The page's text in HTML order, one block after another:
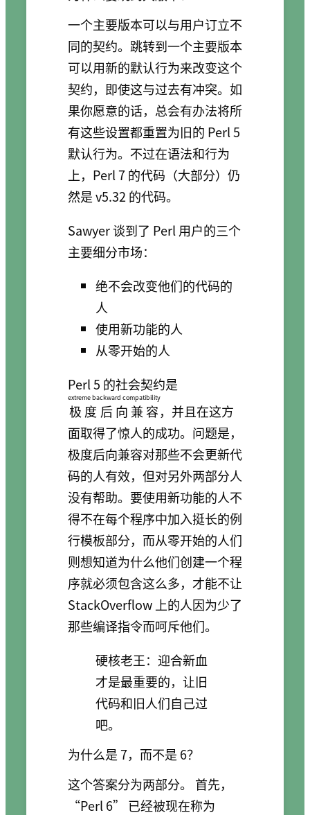
一个主要版本可以与用户订立不
同的契约。跳转到一个主要版本
可以用新的默认行为来改变这个
契约，即使这与过去有冲突。如
果你愿意的话，总会有办法将所
有这些设置都重置为旧的 Perl 5
默认行为。不过在语法和行为
上，Perl 7 的代码（大部分）仍
然是 v5.32 的代码。
Sawyer 谈到了 Perl 用户的三个
主要细分市场：
绝不会改变他们的代码的
人
使用新功能的人
从零开始的人
Perl 5 的社会契约是
极度后向兼容
extreme backward compatibility
，并且在这方
面取得了惊人的成功。问题是，
极度后向兼容对那些不会更新代
码的人有效，但对另外两部分人
没有帮助。要使用新功能的人不
得不在每个程序中加入挺长的例
行模板部分，而从零开始的人们
则想知道为什么他们创建一个程
序就必须包含这么多，才能不让
StackOverflow 上的人因为少了
那些编译指令而呵斥他们。
硬核老王：迎合新血
才是最重要的，让旧
代码和旧人们自己过
吧。
为什么是 7，而不是 6？
这个答案分为两部分。 首先，
“Perl 6” 已经被现在称为